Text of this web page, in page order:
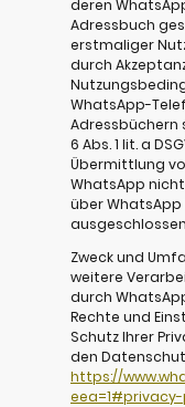
deren
Adressbuch
erstmaliger
durch
WhatsApp-
Adressbüchern
6 Abs. 1 lit. a
Übermittlung
WhatsApp
über
Zweck und
weitere
durch
Rechte und
Schutz Ihrer
den
https://